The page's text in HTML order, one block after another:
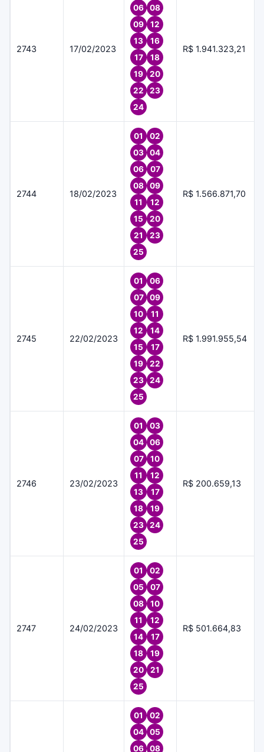
2743 17/02/2023
06
08
09
12
13
16
17
18
19
20
22
23
24
R$ 1.941.323,21
2744 18/02/2023
01
02
03
04
06
07
08
09
11
12
15
20
21
23
25
R$ 1.566.871,70
2745 22/02/2023
01
06
07
09
10
11
12
14
15
17
19
22
23
24
25
R$ 1.991.955,54
2746 23/02/2023
01
03
04
06
07
10
11
12
13
17
18
19
23
24
25
R$ 200.659,13
2747 24/02/2023
01
02
05
07
08
10
11
12
14
17
18
19
20
21
25
R$ 501.664,83
01
02
04
05
06
08